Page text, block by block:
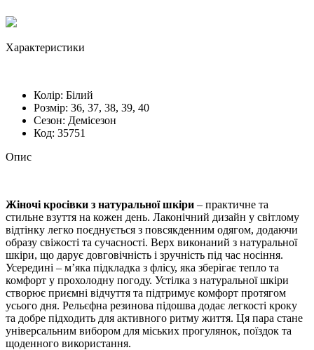
Характеристики
Колір: Білий
Розмiр: 36, 37, 38, 39, 40
Сезон: Демісезон
Код: 35751
Опис
Жіночі кросівки з натуральної шкіри – практичне та
стильне взуття на кожен день. Лаконічний дизайн у світлому
відтінку легко поєднується з повсякденним одягом, додаючи
образу свіжості та сучасності. Верх виконаний з натуральної
шкіри, що дарує довговічність і зручність під час носіння.
Усередині – м’яка підкладка з флісу, яка зберігає тепло та
комфорт у прохолодну погоду. Устілка з натуральної шкіри
створює приємні відчуття та підтримує комфорт протягом
усього дня. Рельєфна резинова підошва додає легкості кроку
та добре підходить для активного ритму життя. Ця пара стане
універсальним вибором для міських прогулянок, поїздок та
щоденного використання.